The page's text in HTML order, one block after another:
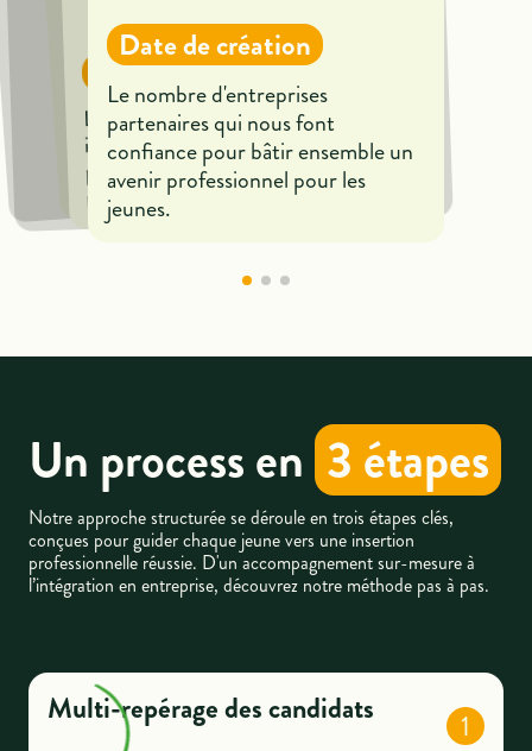
Partenaires
Le nombre d'acteurs de l'emploi ou
de coachs qui accompagnent les
jeunes pour les aider à entrer dans
le monde professionnel
Entreprises impliquées
Le nombre d'entreprises
impliquées qui nous font confiance
pour bâtir ensemble un avenir
professionnel pour les jeunes.
Date de création
Le nombre d'entreprises
partenaires qui nous font
confiance pour bâtir ensemble un
avenir professionnel pour les
jeunes.
Un process en3 étapes
Notre approche structurée se déroule en trois étapes clés,
conçues pour guider chaque jeune vers une insertion
professionnelle réussie. D'un accompagnement sur-mesure à
l’intégration en entreprise, découvrez notre méthode pas à pas.
Multi-repérage des candidats 1